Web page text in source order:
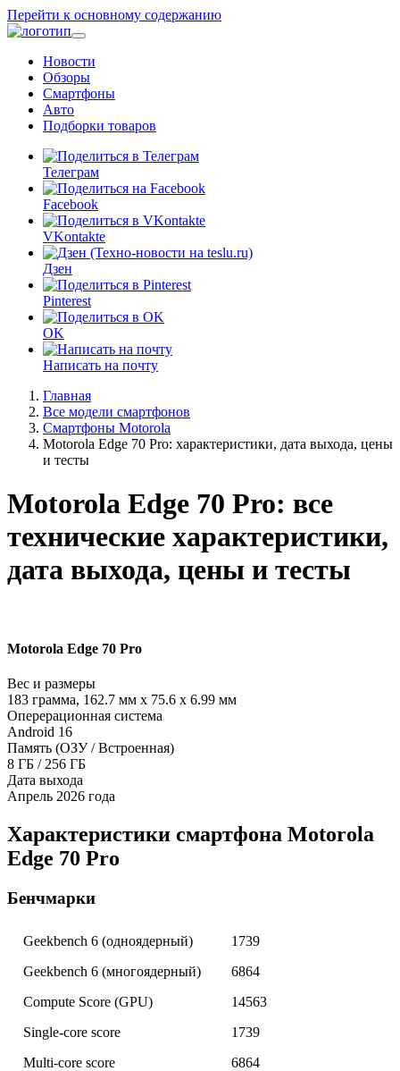
Перейти к основному содержанию
Новости
Обзоры
Смартфоны
Авто
Подборки товаров
Телеграм
Facebook
VKontakte
Дзен
Pinterest
OK
Написать на почту
Главная
Все модели смартфонов
Смартфоны Motorola
Motorola Edge 70 Pro: характеристики, дата выхода, цены
и тесты
Motorola Edge 70 Pro: все
технические характеристики,
дата выхода, цены и тесты
Motorola Edge 70 Pro
Вес и размеры
183 грамма, 162.7 мм x 75.6 x 6.99 мм
Оперерационная система
Android 16
Память (ОЗУ / Встроенная)
8 ГБ / 256 ГБ
Дата выхода
Апрель 2026 года
Характеристики смартфона Motorola
Edge 70 Pro
Бенчмарки
Geekbench 6 (одноядерный)
1739
Geekbench 6 (многоядерный)
6864
Compute Score (GPU)
14563
Single-core score
1739
Multi-core score
6864